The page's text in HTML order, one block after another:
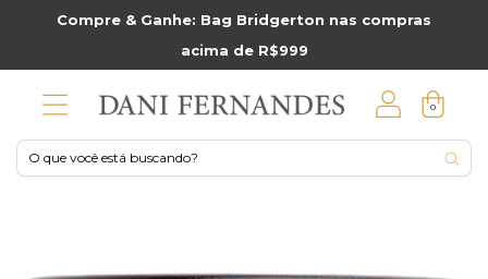
Compre & Ganhe: Bag Bridgerton nas compras
acima de R$999
0